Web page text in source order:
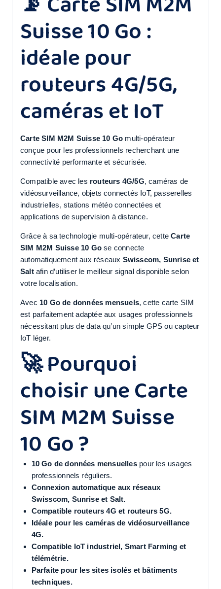
Suisse 10 Go :
idéale pour
routeurs 4G/5G,
caméras et IoT
Carte SIM M2M Suisse 10 Go multi-opérateur
conçue pour les professionnels recherchant une
connectivité performante et sécurisée.
Compatible avec les routeurs 4G/5G, caméras de
vidéosurveillance, objets connectés IoT, passerelles
industrielles, stations météo connectées et
applications de supervision à distance.
Grâce à sa technologie multi-opérateur, cetteCarte
SIM M2M Suisse 10 Go se connecte
automatiquement aux réseaux Swisscom, Sunrise et
Saltafin d’utiliser le meilleur signal disponible selon
votre localisation.
Avec 10 Go de données mensuels, cette carte SIM
est parfaitement adaptée aux usages professionnels
nécessitant plus de data qu’un simple GPS ou capteur
IoT léger.
🚀 Pourquoi
choisir une Carte
SIM M2M Suisse
10 Go ?
10 Go de données mensuellespour les usages
professionnels réguliers.
Connexion automatique aux réseaux
Swisscom, Sunrise et Salt.
Compatible routeurs 4G et routeurs 5G.
Idéale pour les caméras de vidéosurveillance
4G.
Compatible IoT industriel, Smart Farming et
télémétrie.
Parfaite pour les sites isolés et bâtiments
techniques.